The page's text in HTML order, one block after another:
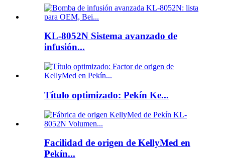
KL-8052N Sistema avanzado de
infusión...
Título optimizado: Pekín Ke...
Facilidad de origen de KellyMed en
Pekín...